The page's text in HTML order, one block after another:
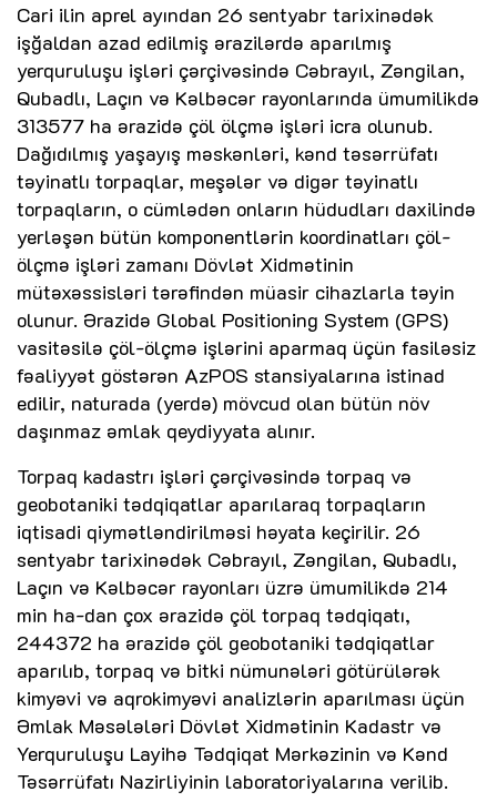
Cari ilin aprel ayından 26 sentyabr tarixinədək
işğaldan azad edilmiş ərazilərdə aparılmış
yerquruluşu işləri çərçivəsində Cəbrayıl, Zəngilan,
Qubadlı, Laçın və Kəlbəcər rayonlarında ümumilikdə
313577 ha ərazidə çöl ölçmə işləri icra olunub.
Dağıdılmış yaşayış məskənləri, kənd təsərrüfatı
təyinatlı torpaqlar, meşələr və digər təyinatlı
torpaqların, o cümlədən onların hüdudları daxilində
yerləşən bütün komponentlərin koordinatları çöl-
ölçmə işləri zamanı Dövlət Xidmətinin
mütəxəssisləri tərəfindən müasir cihazlarla təyin
olunur. Ərazidə Global Positioning System (GPS)
vasitəsilə çöl-ölçmə işlərini aparmaq üçün fasiləsiz
fəaliyyət göstərən AzPOS stansiyalarına istinad
edilir, naturada (yerdə) mövcud olan bütün növ
daşınmaz əmlak qeydiyyata alınır.
Torpaq kadastrı işləri çərçivəsində torpaq və
geobotaniki tədqiqatlar aparılaraq torpaqların
iqtisadi qiymətləndirilməsi həyata keçirilir. 26
sentyabr tarixinədək Cəbrayıl, Zəngilan, Qubadlı,
Laçın və Kəlbəcər rayonları üzrə ümumilikdə 214
min ha-dan çox ərazidə çöl torpaq tədqiqatı,
244372 ha ərazidə çöl geobotaniki tədqiqatlar
aparılıb, torpaq və bitki nümunələri götürülərək
kimyəvi və aqrokimyəvi analizlərin aparılması üçün
Əmlak Məsələləri Dövlət Xidmətinin Kadastr və
Yerquruluşu Layihə Tədqiqat Mərkəzinin və Kənd
Təsərrüfatı Nazirliyinin laboratoriyalarına verilib.